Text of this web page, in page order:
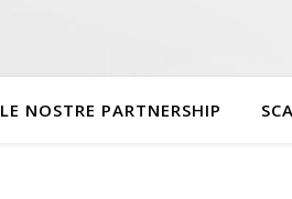
LE NOSTRE PARTNERSHIP